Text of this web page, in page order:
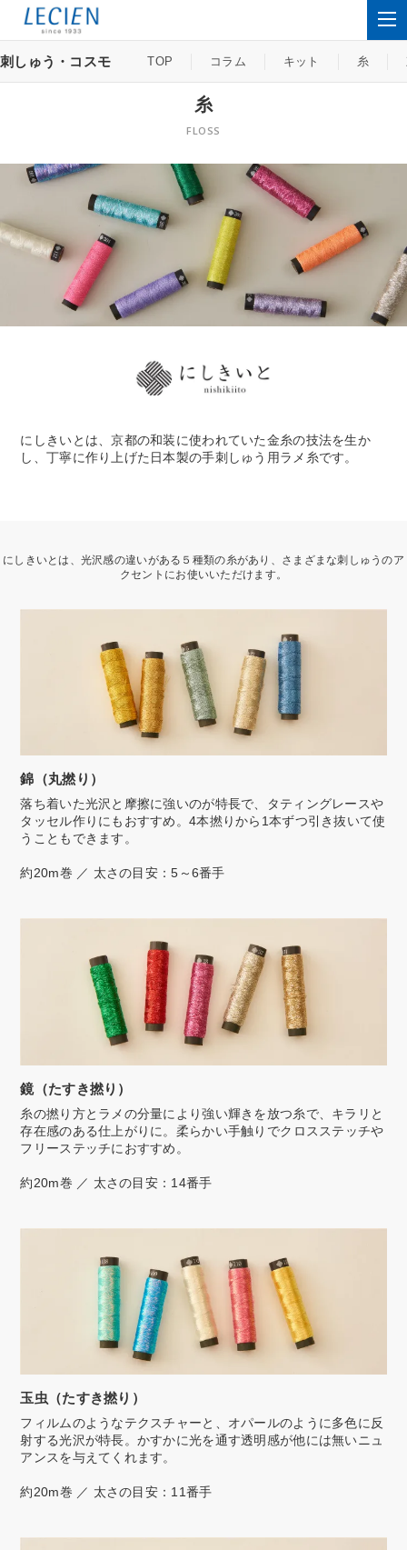
刺しゅう・コスモ TOP コラム キット 糸
糸
FLOSS
にしきいとは、京都の和装に使われていた金糸の技法を生か
し、丁寧に作り上げた日本製の手刺しゅう用ラメ糸です。
にしきいとは、光沢感の違いがある５種類の糸があり、さまざまな刺しゅうのア
クセントにお使いいただけます。
錦（丸撚り）
落ち着いた光沢と摩擦に強いのが特長で、タティングレースや
タッセル作りにもおすすめ。4本撚りから1本ずつ引き抜いて使
うこともできます。
約20m巻 ／ 太さの目安：5～6番手
鏡（たすき撚り）
糸の撚り方とラメの分量により強い輝きを放つ糸で、キラリと
存在感のある仕上がりに。柔らかい手触りでクロスステッチや
フリーステッチにおすすめ。
約20m巻 ／ 太さの目安：14番手
玉虫（たすき撚り）
フィルムのようなテクスチャーと、オパールのように多色に反
射する光沢が特長。かすかに光を通す透明感が他には無いニュ
アンスを与えてくれます。
約20m巻 ／ 太さの目安：11番手